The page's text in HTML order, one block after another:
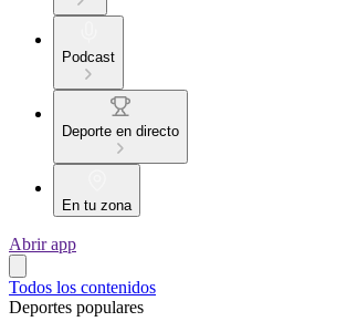
Podcast
Deporte en directo
En tu zona
Abrir app
Todos los contenidos
Deportes populares